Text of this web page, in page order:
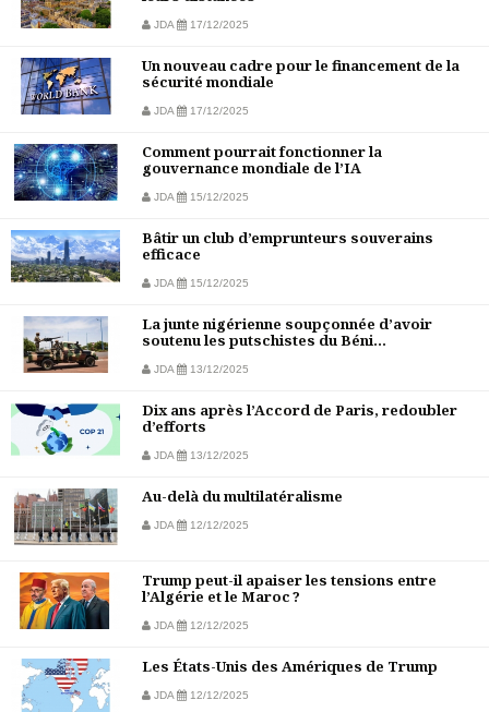
JDA 17/12/2025
Un nouveau cadre pour le financement de la
sécurité mondiale
JDA 17/12/2025
Comment pourrait fonctionner la
gouvernance mondiale de l’IA
JDA 15/12/2025
Bâtir un club d’emprunteurs souverains
efficace
JDA 15/12/2025
La junte nigérienne soupçonnée d’avoir
soutenu les putschistes du Béni...
JDA 13/12/2025
Dix ans après l’Accord de Paris, redoubler
d’efforts
JDA 13/12/2025
Au-delà du multilatéralisme
JDA 12/12/2025
Trump peut-il apaiser les tensions entre
l’Algérie et le Maroc ?
JDA 12/12/2025
Les États-Unis des Amériques de Trump
JDA 12/12/2025